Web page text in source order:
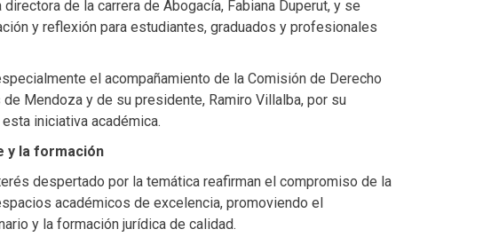
de la carrera de Abogacía, Fabiana Duperut, y se
y reflexión para estudiantes, graduados y profesionales
el acompañamiento de la Comisión de Derecho
Mendoza y de su presidente, Ramiro Villalba, por su
iniciativa académica.
y la formación
despertado por la temática reafirman el compromiso de la
académicos de excelencia, promoviendo el
y la formación jurídica de calidad.